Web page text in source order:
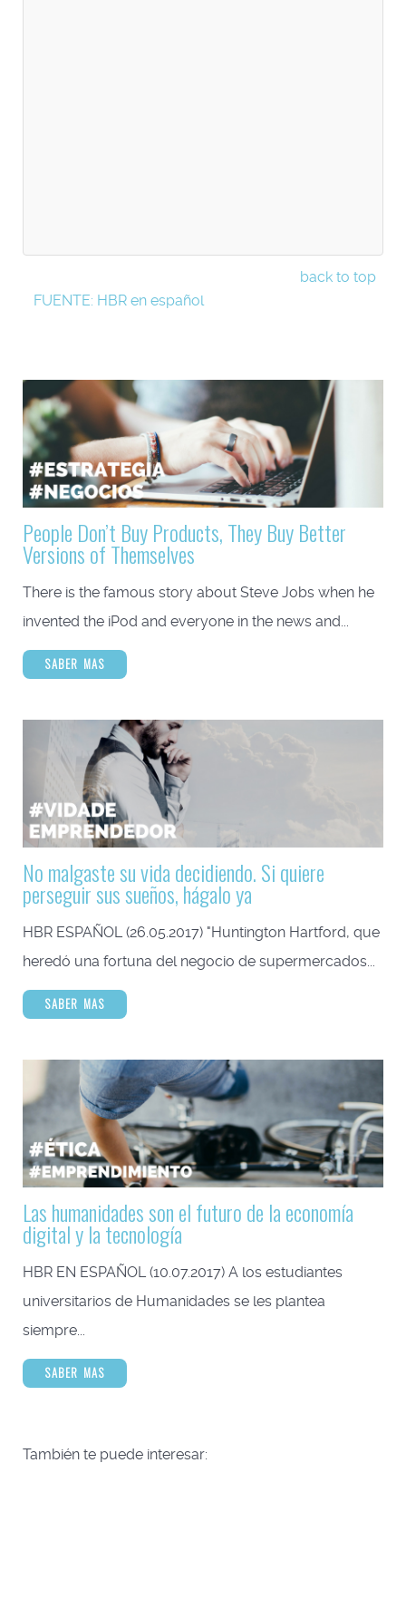
back to top
FUENTE: HBR en español
People Don’t Buy Products, They Buy Better
Versions of Themselves
There is the famous story about Steve Jobs when he
invented the iPod and everyone in the news and...
SABER MAS
No malgaste su vida decidiendo. Si quiere
perseguir sus sueños, hágalo ya
HBR ESPAÑOL (26.05.2017) "Huntington Hartford, que
heredó una fortuna del negocio de supermercados...
SABER MAS
Las humanidades son el futuro de la economía
digital y la tecnología
HBR EN ESPAÑOL (10.07.2017) A los estudiantes
universitarios de Humanidades se les plantea
siempre...
SABER MAS
También te puede interesar: